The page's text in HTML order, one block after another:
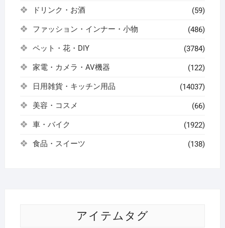
ドリンク・お酒 (59)
ファッション・インナー・小物 (486)
ペット・花・DIY (3784)
家電・カメラ・AV機器 (122)
日用雑貨・キッチン用品 (14037)
美容・コスメ (66)
車・バイク (1922)
食品・スイーツ (138)
アイテムタグ